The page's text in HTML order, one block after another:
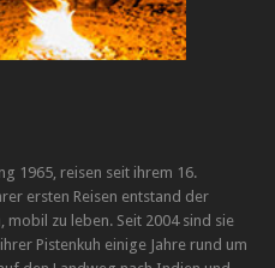
1965, reisen seit ihrem 16.
ersten Reisen entstand der
mobil zu leben. Seit 2004 sind sie
Pistenkuh einige Jahre rund um